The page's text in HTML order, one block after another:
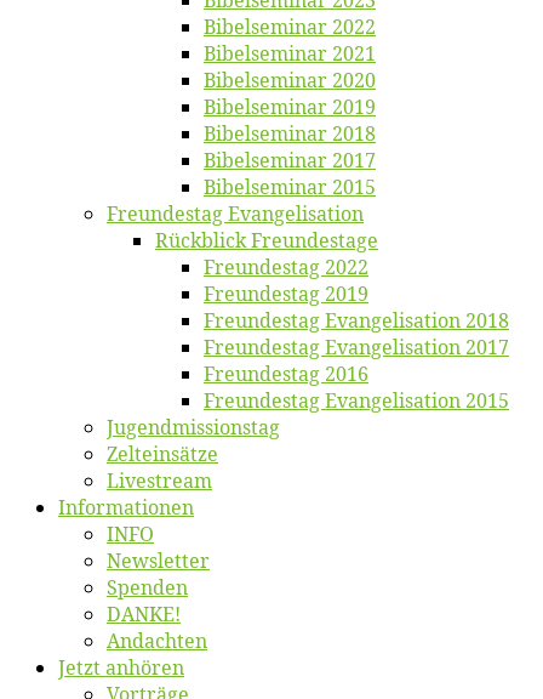
Bi­bel­se­mi­nar 2022
Bi­bel­se­mi­nar 2021
Bi­bel­se­mi­nar 2020
Bi­bel­se­mi­nar 2019
Bi­bel­se­mi­nar 2018
Bibelsemi­nar 2017
Bibelsemi­nar 2015
Freun­des­tag Evangelisation
Rück­blick Freundestage
Freun­des­tag 2022
Freun­des­tag 2019
Freun­des­tag Evan­ge­li­sa­ti­on 2018
Freun­des­tag Evan­ge­li­sa­ti­on 2017
Freun­des­tag 2016
Freun­des­tag Evan­ge­li­sa­ti­on 2015
Jugend­mis­sions­tag
Zelt­ein­sät­ze
Live­stream
Informatio­nen
INFO
News­let­ter
Spen­den
DANKE!
An­dach­ten
Jetzt an­hö­ren